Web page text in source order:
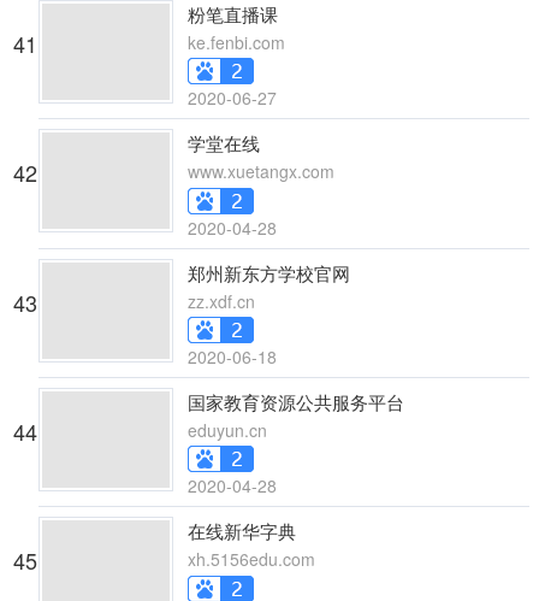
41
粉笔直播课
ke.fenbi.com
2020-06-27
42
学堂在线
www.xuetangx.com
2020-04-28
43
郑州新东方学校官网
zz.xdf.cn
2020-06-18
44
国家教育资源公共服务平台
eduyun.cn
2020-04-28
45
在线新华字典
xh.5156edu.com